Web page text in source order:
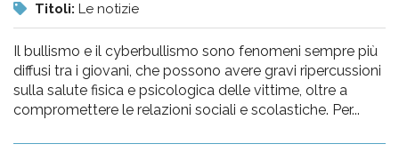
Titoli: Le notizie
Il bullismo e il cyberbullismo sono fenomeni sempre più
diffusi tra i giovani, che possono avere gravi ripercussioni
sulla salute fisica e psicologica delle vittime, oltre a
compromettere le relazioni sociali e scolastiche. Per...